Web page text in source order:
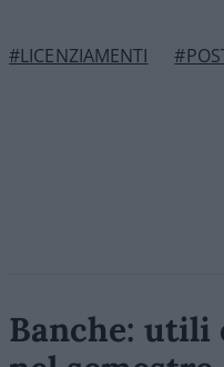
#LICENZIAMENTI
Banche: utili